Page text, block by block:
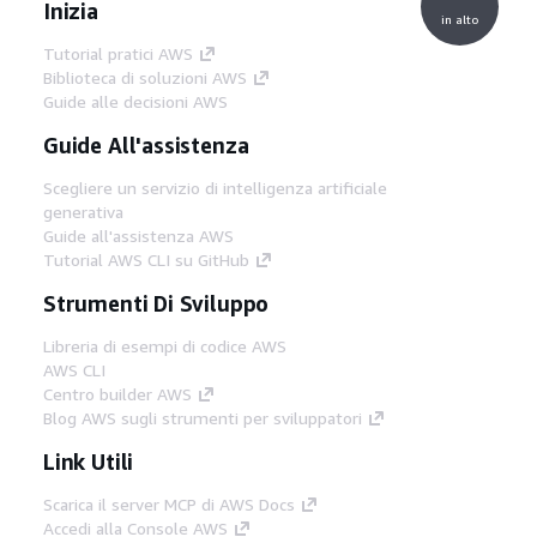
Inizia
Tutorial pratici AWS
Biblioteca di soluzioni AWS
Guide alle decisioni AWS
Guide All'assistenza
Scegliere un servizio di intelligenza artificiale
generativa
Guide all'assistenza AWS
Tutorial AWS CLI su GitHub
Strumenti Di Sviluppo
Libreria di esempi di codice AWS
AWS CLI
Centro builder AWS
Blog AWS sugli strumenti per sviluppatori
Link Utili
Scarica il server MCP di AWS Docs
Accedi alla Console AWS
in alto